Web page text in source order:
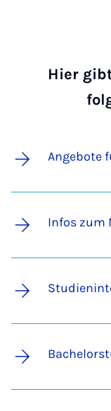
Hier
Angebote
Infos